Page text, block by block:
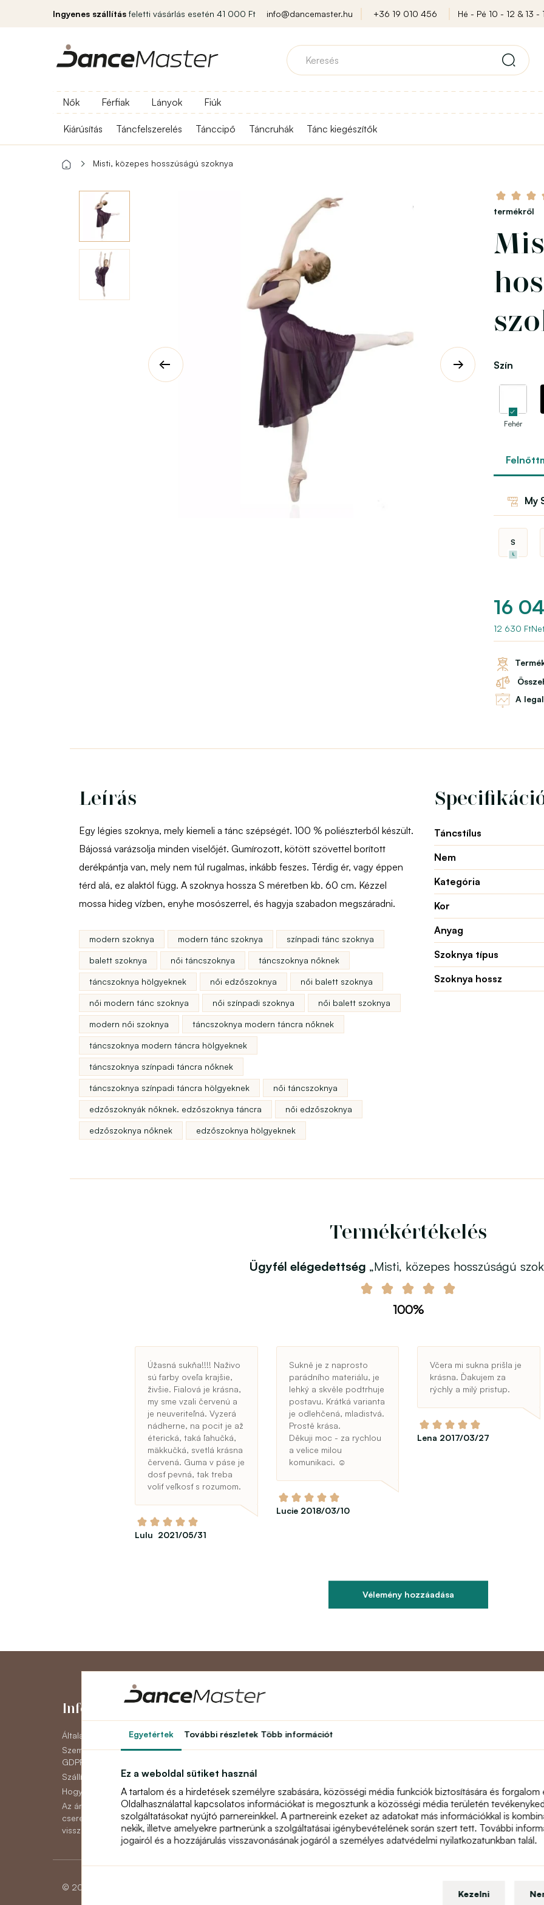
Egyetértek További részletek Több információt
Ez a weboldal sütiket használ
A tartalom és a hirdetések személyre szabására, közösségi média funkciók biztosítására és
Oldalhasználattal kapcsolatos információkat is megosztunk a közösségi média területén
szolgáltatásokat nyújtó parnereinkkel. A partnereink ezeket az adatokat más információkkal is
nekik, illetve amelyekre partnerünk a szolgáltatásai igénybevételének során szert tett. További
jogairól és a hozzájárulás visszavonásának jogáról a személyes adatvédelmi nyilatkozatunkban talál.
Kezelni
Ingyenes szállítás feletti vásárlás esetén 41 000 Ft info@dancemaster.hu +36 19 010 456 Hé - Pé 10 - 12 & 13 -
Nők Férfiak Lányok Fiúk
Kiárúsítás Táncfelszerelés Tánccipő Táncruhák Tánc kiegészítők
Misti, közepes hosszúságú szoknya
termékről
Szín
Fehér
My
S
16
12 630
A
Leírás
Egy légies szoknya, mely kiemeli a tánc szépségét. 100 % poliészterből készült.
Bájossá varázsolja minden viselőjét. Gumírozott, kötött szövettel borított
derékpántja van, mely nem túl rugalmas, inkább feszes. Térdig ér, vagy éppen
térd alá, ez alaktól függ. A szoknya hossza S méretben kb. 60 cm. Kézzel
mossa hideg vízben, enyhe mosószerrel, és hagyja szabadon megszáradni.
modern szoknya modern tánc szoknya színpadi tánc szoknya
balett szoknya női táncszoknya táncszoknya nőknek
táncszoknya hölgyeknek női edzőszoknya női balett szoknya
női modern tánc szoknya női színpadi szoknya női balett szoknya
modern női szoknya táncszoknya modern táncra nőknek
táncszoknya modern táncra hölgyeknek
táncszoknya színpadi táncra nőknek
táncszoknya színpadi táncra hölgyeknek női táncszoknya
edzőszoknyák nőknek. edzőszoknya táncra női edzőszoknya
edzőszoknya nőknek edzőszoknya hölgyeknek
Táncstílus
Nem
Kategória
Kor
Anyag
Szoknya típus
Szoknya hossz
Termékértékelés
Ügyfél elégedettség „Misti, közepes hosszúságú
100%
Úžasná sukňa!!!! Naživo
sú farby oveľa krajšie,
živšie. Fialová je krásna,
my sme vzali červenú a
je neuveriteľná. Vyzerá
nádherne, na pocit je až
éterická, taká ľahučká,
mäkkučká, svetlá krásna
červená. Guma v páse je
dosť pevná, tak treba
voliť veľkosť s rozumom.
Lulu 2021/05/31
Sukně je z naprosto
parádního materiálu, je
lehký a skvěle podtrhuje
postavu. Krátká varianta
je odlehčená, mladistvá.
Prostě krása.
Děkuji moc - za rychlou
a velice milou
komunikaci. ☺
Lucie 2018/03/10
Včera mi sukna prišla je
krásna. Ďakujem za
rýchly a milý pristup.
Lena 2017/03/27
Vélemény hozzáadása
Információk
Általános szerződési feltételek
Személyes adatok védelme
GDPR
Szállítás
Hogyan lehet fizetni
Az áruk reklamációjának,
cseréjének vagy
visszaküldésének módja
Fiókom
Eddigi megrendeléseim
Hűségprogram
Kapcsolat
Honlaptérkép
© 2026 Dancemaster